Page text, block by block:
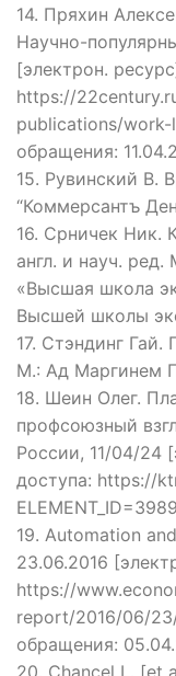
14. Пряхин
Научно-
[электрон.
https://
publications/work-
обращения:
15. Рувинский В.
“Коммерсантъ
16. Срничек Ник.
англ. и науч.
«Высшая школа
Высшей школы
17. Стэндинг
М.: Ад Маргинем
18. Шеин Олег.
профсоюзный
России, 11/04/24
доступа: https://
19. Automation
23.06.2016
https://
report/2016/06/
обращения: